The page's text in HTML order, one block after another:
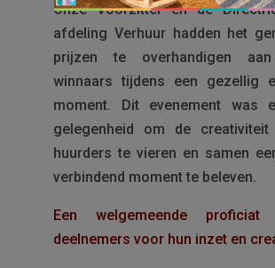
Onze Voorzitter en de
afdeling Verhuur hadden het
prijzen te overhandigen
winnaars tijdens een gezellig
moment. Dit evenement was
gelegenheid om de
huurders te vieren en samen
verbindend moment te beleven.
Een welgemeende
deelnemers voor hun inzet en